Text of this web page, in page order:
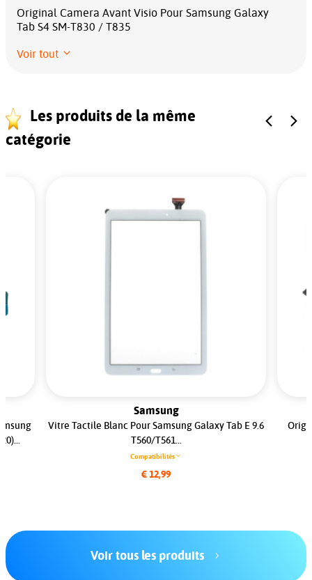
Original Camera Avant Visio Pour Samsung Galaxy
Tab S4 SM-T830 / T835
Voir tout
Les produits de la même
catégorie
Tactile Blanc Pour Samsung Galaxy Tab E 9.6
Original Buzzer /
Voir tous les produits